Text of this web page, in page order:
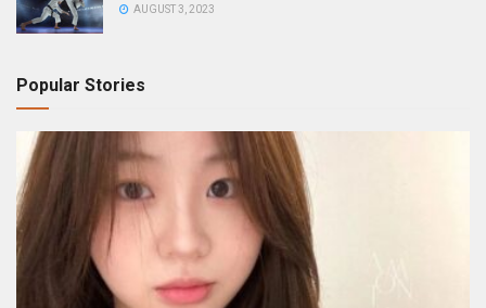
AUGUST 3, 2023
Popular Stories